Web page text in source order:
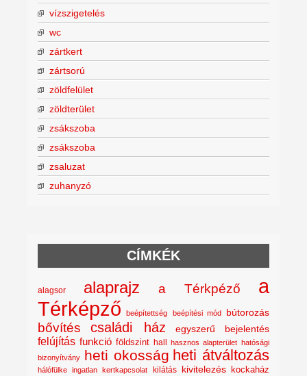
vízszigetelés
wc
zártkert
zártsorú
zöldfelület
zöldterület
zsákszoba
zsákszoba
zsaluzat
zuhanyzó
CÍMKÉK
alagsor alaprajz a Térkpéző
a
Térképző
beépítettség beépítési mód bútorozás
bővítés családi ház egyszerű bejelentés
felújítás funkció földszint hall hasznos alapterület hatósági
bizonyítvány heti okosság heti átváltozás
hálófülke ingatlan kertkapcsolat kilátás kivitelezés kockaház